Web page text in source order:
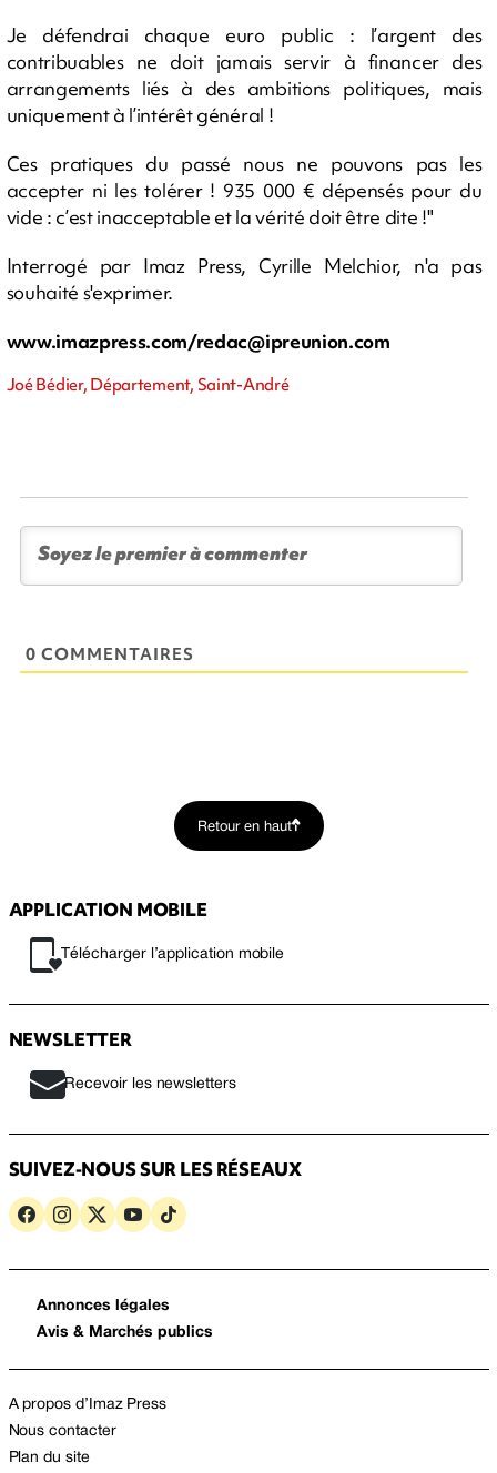
Je défendrai chaque euro public : l’argent des
contribuables ne doit jamais servir à financer des
arrangements liés à des ambitions politiques, mais
uniquement à l’intérêt général !
Ces pratiques du passé nous ne pouvons pas les
accepter ni les tolérer ! 935 000 € dépensés pour du
vide : c’est inacceptable et la vérité doit être dite !"
Interrogé par Imaz Press, Cyrille Melchior, n'a pas
souhaité s'exprimer.
www.imazpress.com/redac@ipreunion.com
Joé Bédier, Département, Saint-André
0 COMMENTAIRES
Retour en haut
APPLICATION MOBILE
Télécharger l’application mobile
NEWSLETTER
Recevoir les newsletters
SUIVEZ-NOUS SUR LES RÉSEAUX
Annonces légales
Avis & Marchés publics
A propos d’Imaz Press
Nous contacter
Plan du site